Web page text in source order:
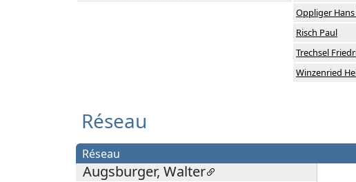
Oppliger
Risch Paul
Trechsel
Winzenried
Réseau
Réseau
Augsburger, Walter